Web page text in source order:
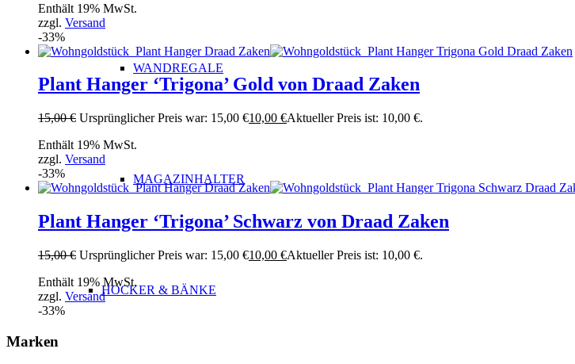
WANDREGALE
MAGAZINHALTER
HOCKER & BÄNKE
Enthält 19% MwSt.
zzgl. Versand
-33%
Plant Hanger ‘Trigona’ Gold von Draad Zaken
15,00€ Ursprünglicher Preis war: 15,00 €10,00 €Aktueller Preis ist: 10,00 €.
Enthält 19% MwSt.
zzgl. Versand
-33%
Plant Hanger ‘Trigona’ Schwarz von Draad Zaken
15,00€ Ursprünglicher Preis war: 15,00 €10,00 €Aktueller Preis ist: 10,00 €.
Enthält 19% MwSt.
zzgl. Versand
-33%
Marken